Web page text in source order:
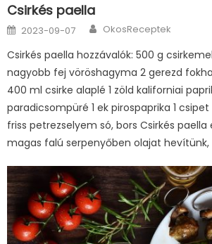
Csirkés paella
Posted
on
2023-09-07 Author
OkosReceptek
Csirkés paella hozzávalók: 500 g
nagyobb fej vöröshagyma 2 gerezd
400 ml csirke alaplé 1 zöld kaliforniai
paradicsompüré 1 ek pirospaprika 1
friss petrezselyem só, bors Csirkés paella
magas falú serpenyőben olajat